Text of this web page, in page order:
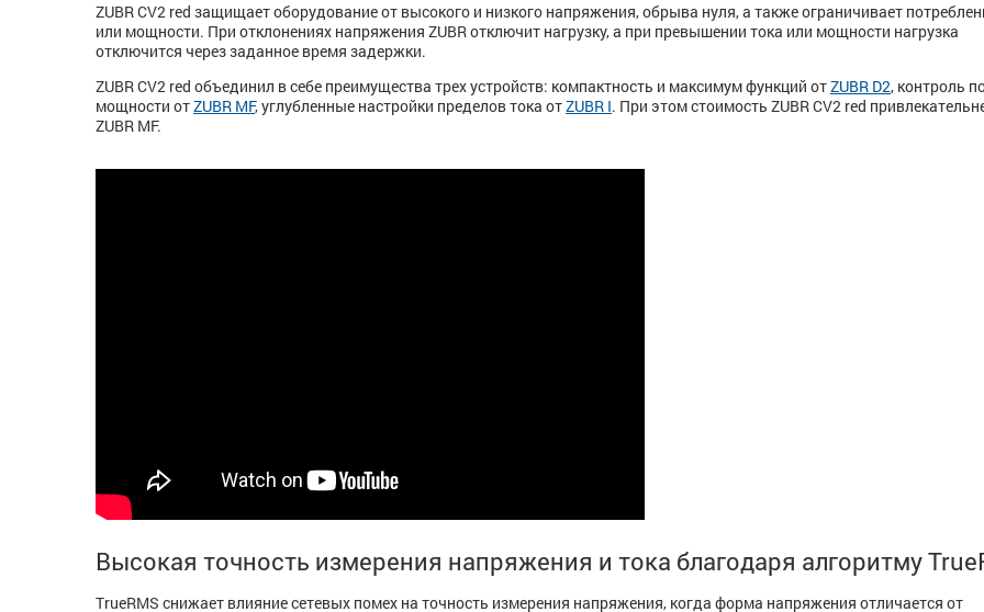
ZUBR CV2 red защищает оборудование от высокого и низкого напряжения, обрыва нуля, а также ограничивает
или мощности. При отклонениях напряжения ZUBR отключит нагрузку, а при превышении тока или мощности нагрузка
отключится через заданное время задержки.
ZUBR CV2 red объединил в себе преимущества трех устройств: компактность и максимум функций отZUBR D2, контроль
мощности отZUBR MF, углубленные настройки пределов тока отZUBR I. При этом стоимость ZUBR CV2 red
ZUBR MF.
Высокая точность измерения напряжения и тока благодаря алгоритму
TrueRMS снижает влияние сетевых помех на точность измерения напряжения, когда форма напряжения отличается от